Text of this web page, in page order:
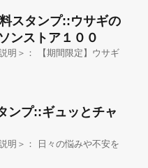
スタンプ::ウサギの
ンストア１００
明＞： 【期間限定】ウサギ
ンプ::ギュッとチャ
明＞： 日々の悩みや不安を